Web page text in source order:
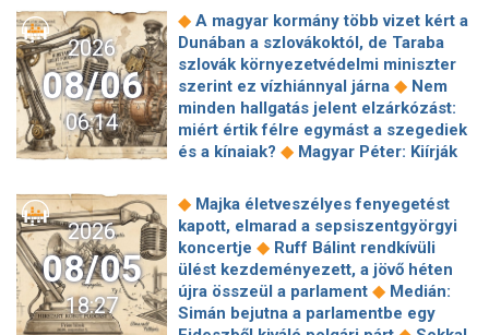
kötött szerződéseket a HM cége a
Lounge Eventtel, a miniszter
feljelentést tett
◆Orbán Anita
megkérte a szlovák kormányt, hogy
segítse a magyar vízellátást ◆ Forró
augusztus: gátja lehet az uniós
források hazahozatalának az
Alkotmánybíróság?◆ Török Gábor: Ez
Meglepetés az albérletpiacon, nincs
roham ◆Hirtelen titkolózni kezdett a
Tisza a kegyelmi ügyekről◆
Egyszerre két köztársasági elnöke is
lehet Magyarországnak jövő hétre◆
Előnyben a Fradi a Górnik Zabrze
2026
08/06
06:14
◆ A magyar kormány több vizet kért a
Dunában a szlovákoktól, de Taraba
szlovák környezetvédelmi miniszter
szerint ez vízhiánnyal járna ◆ Nem
minden hallgatás jelent elzárkózást:
miért értik félre egymást a szegediek
és a kínaiak? ◆ Magyar Péter: Kiírják
projektekben magyar állami
tulajdonrészt fognak előírni ◆Orbán
Gáspár hatszor repült honvédségi
gépen Csádba és Nigerbe◆Ismert
magyar utazási iroda ment csődbe,
bolgár biztosítóval hadakozhatnak az
utasok◆Amerikai rakétákat is
2026
08/05
18:27
◆ Majka életveszélyes fenyegetést
kapott, elmarad a sepsiszentgyörgyi
koncertje ◆ Ruff Bálint rendkívüli
ülést kezdeményezett, a jövő héten
újra összeül a parlament ◆ Medián:
Simán bejutna a parlamentbe egy